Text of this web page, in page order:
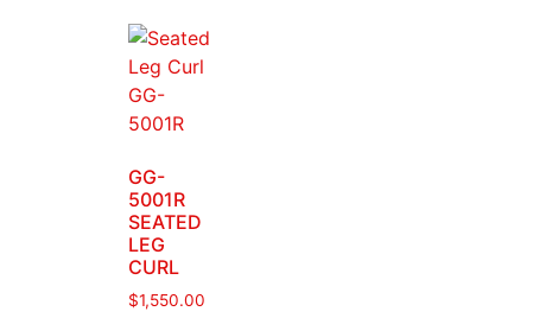
GG-
5001R
SEATED
LEG
CURL
$1,550.00